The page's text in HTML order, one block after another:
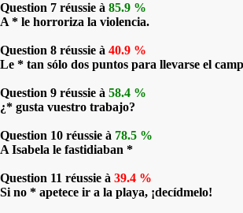
Question 7 réussie à 85.9 %
A * le horroriza la violencia.
Question 8 réussie à 40.9 %
Le * tan sólo dos puntos para llevarse el
Question 9 réussie à 58.4 %
¿* gusta vuestro trabajo?
Question 10 réussie à 78.5 %
A Isabela le fastidiaban *
Question 11 réussie à 39.4 %
Si no * apetece ir a la playa, ¡decídmelo!